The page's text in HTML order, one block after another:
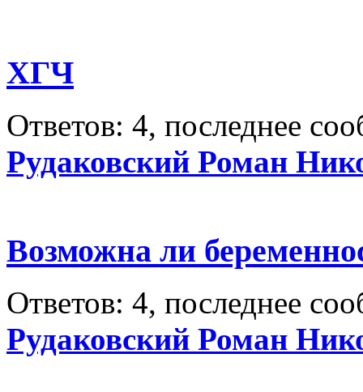
ХГЧ
Ответов: 4, последнее
Рудаковский Роман
Возможна ли
Ответов: 4, последнее
Рудаковский Роман